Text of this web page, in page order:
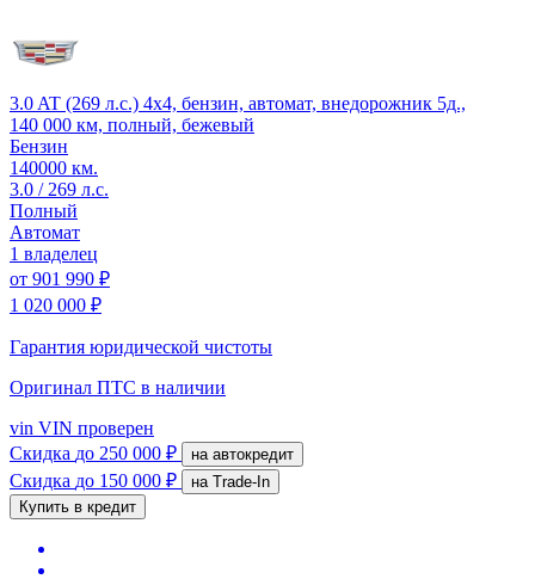
3.0 AT (269 л.с.) 4x4, бензин, автомат, внедорожник 5д.,
140 000 км, полный, бежевый
Бензин
140000 км.
3.0 / 269 л.с.
Полный
Автомат
1 владелец
от 901 990 ₽
1 020 000 ₽
Гарантия юридической чистоты
Оригинал ПТС в наличии
vin VIN проверен
Скидка до 250 000 ₽ на автокредит
Скидка до 150 000 ₽
на Trade-In
Купить в кредит